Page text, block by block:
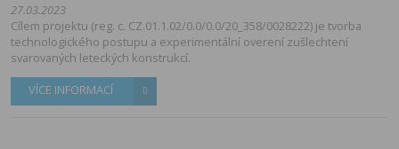
27.03.2023
Cílem projektu (reg. c. CZ.01.1.02/0.0/0.0/20_358/0028222) je tvorba
technologického postupu a experimentální overení zušlechtení
svarovaných leteckých konstrukcí.
VÍCE INFORMACÍ